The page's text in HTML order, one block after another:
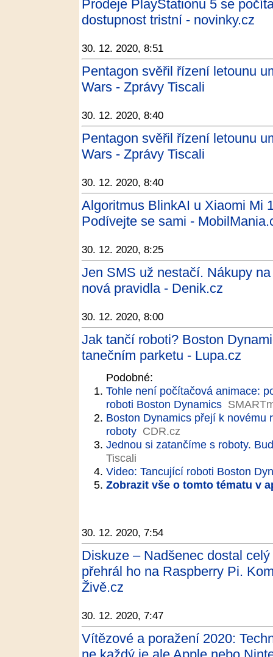
Prodeje PlayStationu 5 se
dostupnost tristní - novinky.cz
30. 12. 2020, 8:51
Pentagon svěřil řízení letounu
Wars - Zprávy Tiscali
30. 12. 2020, 8:40
Pentagon svěřil řízení letounu
Wars - Zprávy Tiscali
30. 12. 2020, 8:40
Algoritmus BlinkAI u Xiaomi Mi
Podívejte se sami -
30. 12. 2020, 8:25
Jen SMS už nestačí. Nákupy
nová pravidla - Denik.cz
30. 12. 2020, 8:00
Jak tančí roboti? Boston
tanečním parketu - Lupa.cz
Podobné:
Tohle není počítačová animace:
roboti Boston Dynamics
Boston Dynamics přejí k novému
roboty CDR.cz
Jednou si zatančíme s roboty.
Tiscali
Video: Tancující roboti Boston
Zobrazit vše o tomto tématu v
30. 12. 2020, 7:54
Diskuze – Nadšenec dostal
přehrál ho na Raspberry Pi.
Živě.cz
30. 12. 2020, 7:47
Vítězové a poražení 2020: